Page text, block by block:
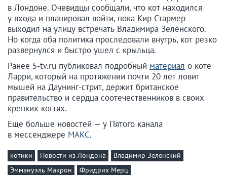
в Лондоне. Очевидцы сообщали, что кот находился
у входа и планировал войти, пока Кир Стармер
выходил на улицу встречать Владимира Зеленского.
Но когда оба политика проследовали внутрь, кот резко
развернулся и быстро ушел с крыльца.
Ранее 5-tv.ru публиковал подробный материал о коте
Ларри, который на протяжении почти 20 лет ловит
мышей на Даунинг-стрит, держит британское
правительство и сердца соотечественников в своих
крепких когтях.
Еще больше новостей — у Пятого канала
в мессенджере МАКС.
котики Новости из Лондона
Владимир Зеленский
Эммануэль Макрон
Фридрих Мерц